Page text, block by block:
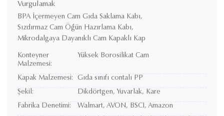
Vurgulamak
BPA İçermeyen Cam Gıda Saklama Kabı,
Sızdırmaz Cam Öğün Hazırlama Kabı,
Mikrodalgaya Dayanıklı Cam Kapaklı Kap
Konteyner
Malzemesi:
Yüksek Borosilikat Cam
Kapak Malzemesi:
Gıda sınıfı contalı PP
Şekil:
Dikdörtgen, Yuvarlak, Kare
Fabrika Denetimi:
Walmart, AVON, BSCI, Amazon